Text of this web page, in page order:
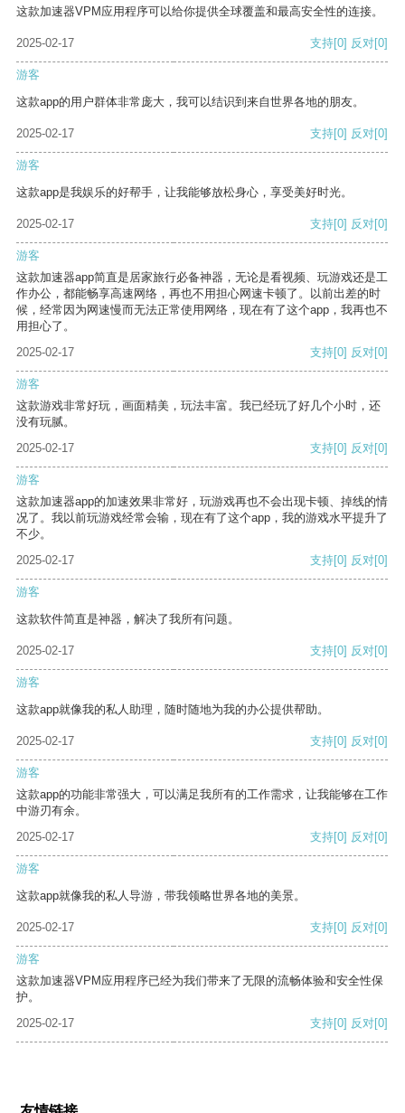
这款加速器VPM应用程序可以给你提供全球覆盖和最高安全性的连接。
2025-02-17 支持[0] 反对[0]
游客
这款app的用户群体非常庞大，我可以结识到来自世界各地的朋友。
2025-02-17 支持[0] 反对[0]
游客
这款app是我娱乐的好帮手，让我能够放松身心，享受美好时光。
2025-02-17 支持[0] 反对[0]
游客
这款加速器app简直是居家旅行必备神器，无论是看视频、玩游戏还是工
作办公，都能畅享高速网络，再也不用担心网速卡顿了。以前出差的时
候，经常因为网速慢而无法正常使用网络，现在有了这个app，我再也不
用担心了。
2025-02-17
支持[0] 反对[0]
游客
这款游戏非常好玩，画面精美，玩法丰富。我已经玩了好几个小时，还
没有玩腻。
2025-02-17
支持[0] 反对[0]
游客
这款加速器app的加速效果非常好，玩游戏再也不会出现卡顿、掉线的情
况了。我以前玩游戏经常会输，现在有了这个app，我的游戏水平提升了
不少。
2025-02-17
支持[0] 反对[0]
游客
这款软件简直是神器，解决了我所有问题。
2025-02-17 支持[0] 反对[0]
游客
这款app就像我的私人助理，随时随地为我的办公提供帮助。
2025-02-17 支持[0] 反对[0]
游客
这款app的功能非常强大，可以满足我所有的工作需求，让我能够在工作
中游刃有余。
2025-02-17
支持[0] 反对[0]
游客
这款app就像我的私人导游，带我领略世界各地的美景。
2025-02-17 支持[0] 反对[0]
游客
这款加速器VPM应用程序已经为我们带来了无限的流畅体验和安全性保
护。
2025-02-17
支持[0] 反对[0]